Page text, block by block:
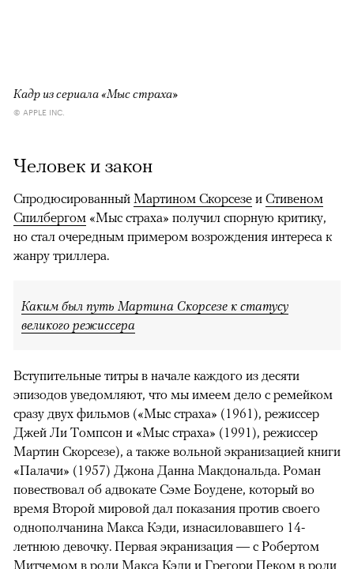
© APPLE INC.
Человек и закон
Спилбергом«Мыс страха» получил спорную критику,
но стал очередным примером возрождения интереса к
Каким был путь Мартина Скорсезе к статусу
великого режиссера
Вступительные титры в начале каждого из десяти
эпизодов уведомляют, что мы имеем дело с ремейком
сразу двух фильмов («Мыс страха» (1961), режиссер
Джей Ли Томпсон и «Мыс страха» (1991), режиссер
Мартин Скорсезе), а также вольной экранизацией книги
«Палачи» (1957) Джона Данна Макдональда. Роман